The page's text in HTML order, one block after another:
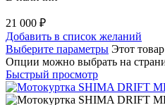
21 000 ₽
Добавить в список желаний
Выберите параметры Этот
Опции можно выбрать на
Быстрый просмотр